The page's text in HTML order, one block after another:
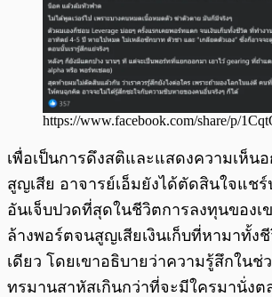
https://www.facebook.com/share/p/
เพื่อเป็นการดึงสติและแสดงความเห็น
สูญเสีย อาจารย์เอ็มยังได้ตัดสินใจแช
อันเจ็บปวดที่สุดในชีวิตการลงทุนของเ
ล้างพอร์ตจนสูญเสียเงินเก็บที่หามาทั้ง
เดียว โดยเขาอธิบายว่าความรู้สึกในช่
ทรมานสาหัสเกินกว่าที่จะมีใครมานั่งต